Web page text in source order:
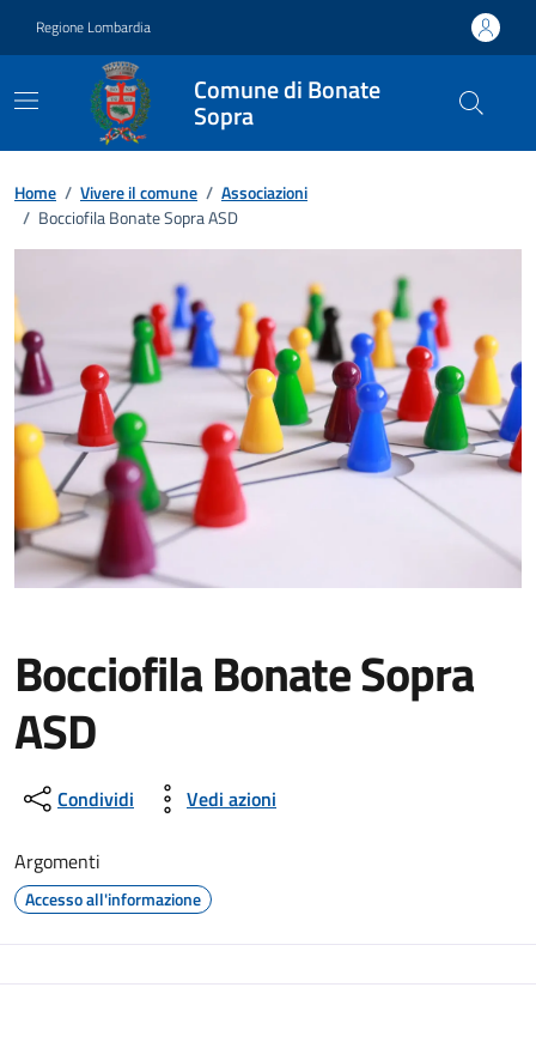
Regione Lombardia
Comune di Bonate
Sopra
Home / Vivere il comune / Associazioni
/ Bocciofila Bonate Sopra ASD
Bocciofila Bonate Sopra
ASD
Condividi Vedi azioni
Argomenti
Accesso all'informazione